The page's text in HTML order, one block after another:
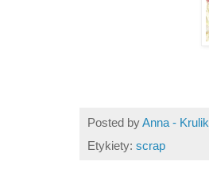
Posted byAnna - Krulik
Etykiety: scrap